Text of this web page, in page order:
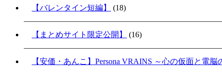
【バレンタイン短編】 (18)
【まとめサイト限定公開】 (16)
【安価・あんこ】Persona VRAINS ～心の仮面と電脳